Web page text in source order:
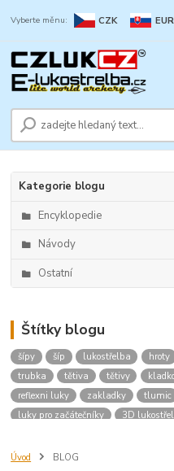
CZK EUR
Kategorie blogu
Encyklopedie
Návody
Ostatní
Štítky blogu
šípy šíp lukostřelba hroty
trubka
tětiva tětivy
reflexni luky
zakladky tlumic
luky pro začátečníky
3D
kuše
střelba
Úvod BLOG